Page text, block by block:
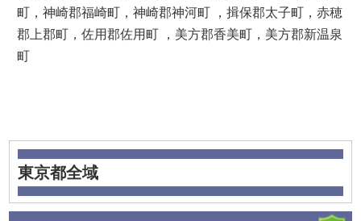
町，神崎郡福崎町，神崎郡神河町 ，揖保郡太子町，赤穂
郡上郡町，佐用郡佐用町 ，美方郡香美町，美方郡新温泉
町
東京都全域